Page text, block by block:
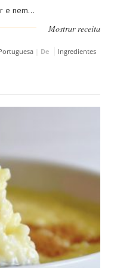
e nem...
Mostrar receita
| De
Ingredientes